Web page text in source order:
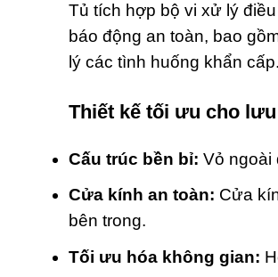
Tủ tích hợp bộ vi xử lý
báo động an toàn, bao
lý các tình huống khẩn cấp.
Thiết kế tối ưu cho
Cấu trúc bền bỉ: Vỏ ngoài
Cửa kính an toàn: Cửa
bên trong.
Tối ưu hóa không gian: